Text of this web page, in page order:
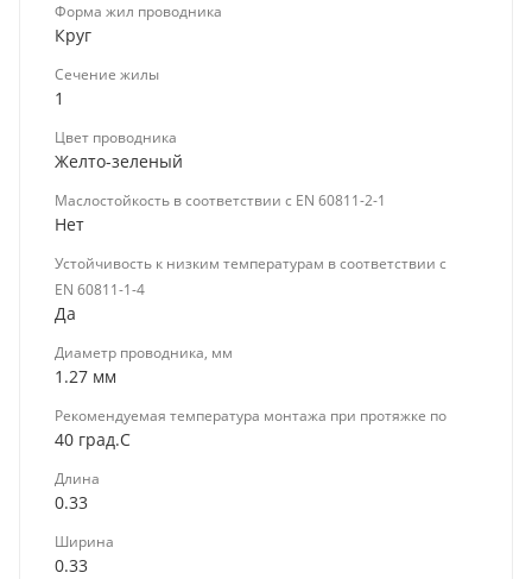
Форма жил проводника
Круг
Сечение жилы
1
Цвет проводника
Желто-зеленый
Маслостойкость в соответствии с EN 60811-2-1
Нет
Устойчивость к низким температурам в соответствии с
EN 60811-1-4
Да
Диаметр проводника, мм
1.27 мм
Рекомендуемая температура монтажа при протяжке по
40 град.C
Длина
0.33
Ширина
0.33